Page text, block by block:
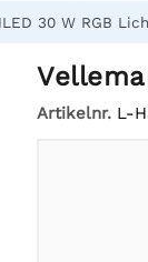
30 W RGB
Artikelnr. L-